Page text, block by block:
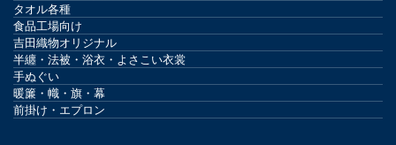
タオル各種
食品工場向け
吉田織物オリジナル
半纏・法被・浴衣・よさこい衣裳
手ぬぐい
暖簾・幟・旗・幕
前掛け・エプロン